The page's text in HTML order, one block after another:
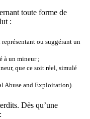
toute forme de
:
ou suggérant un
à un mineur ;
que ce soit réel, simulé
Abuse and Exploitation).
Dès qu’une